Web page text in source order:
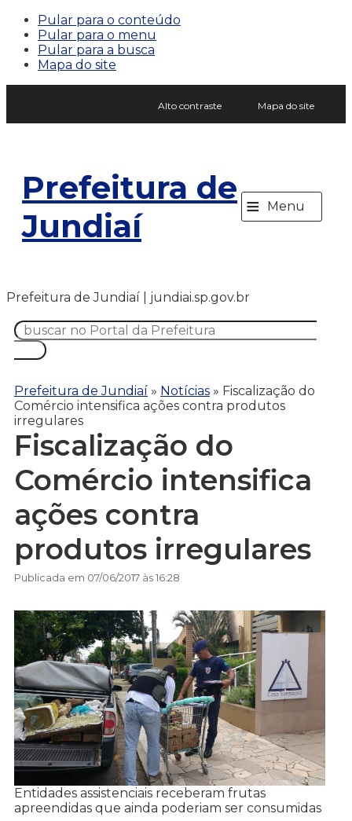
Pular para o conteúdo
Pular para o menu
Pular para a busca
Mapa do site
Alto contraste Mapa do site
Prefeitura de
Jundiaí
≡ Menu
Prefeitura de Jundiaí | jundiai.sp.gov.br
Prefeitura de Jundiaí » Notícias » Fiscalização do
Comércio intensifica ações contra produtos
irregulares
Fiscalização do
Comércio intensifica
ações contra
produtos irregulares
Publicada em 07/06/2017 às 16:28
Entidades assistenciais receberam frutas
apreendidas que ainda poderiam ser consumidas